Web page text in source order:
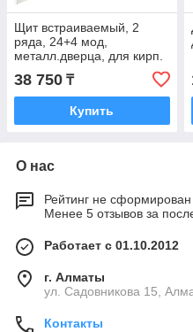
Щит встраиваемый, 2
ряда, 24+4 мод,
металл.дверца, для кирп.
38 750 ₸
Купить
О нас
Рейтинг не сформирован
Менее 5 отзывов за
Работает с 01.10.2012
г. Алматы
ул. Садовникова 15,
Контакты